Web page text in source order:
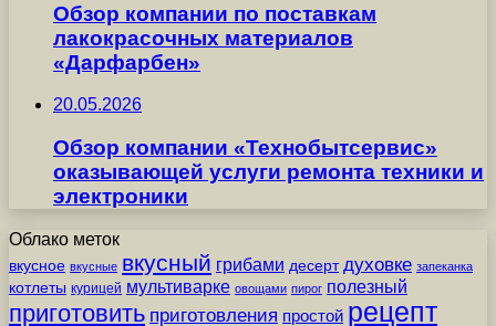
Обзор компании по поставкам
лакокрасочных материалов
«Дарфарбен»
20.05.2026
Обзор компании «Технобытсервис»
оказывающей услуги ремонта техники и
электроники
Облако меток
вкусное вкусные вкусный грибами десерт духовке запеканка
котлеты курицей мультиварке овощами пирог полезный
приготовить приготовления простой рецепт